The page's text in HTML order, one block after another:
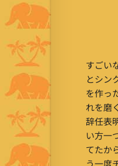
すごい
とシン
を作っ
れを磨
辞任表
い方一
てたか
う一度